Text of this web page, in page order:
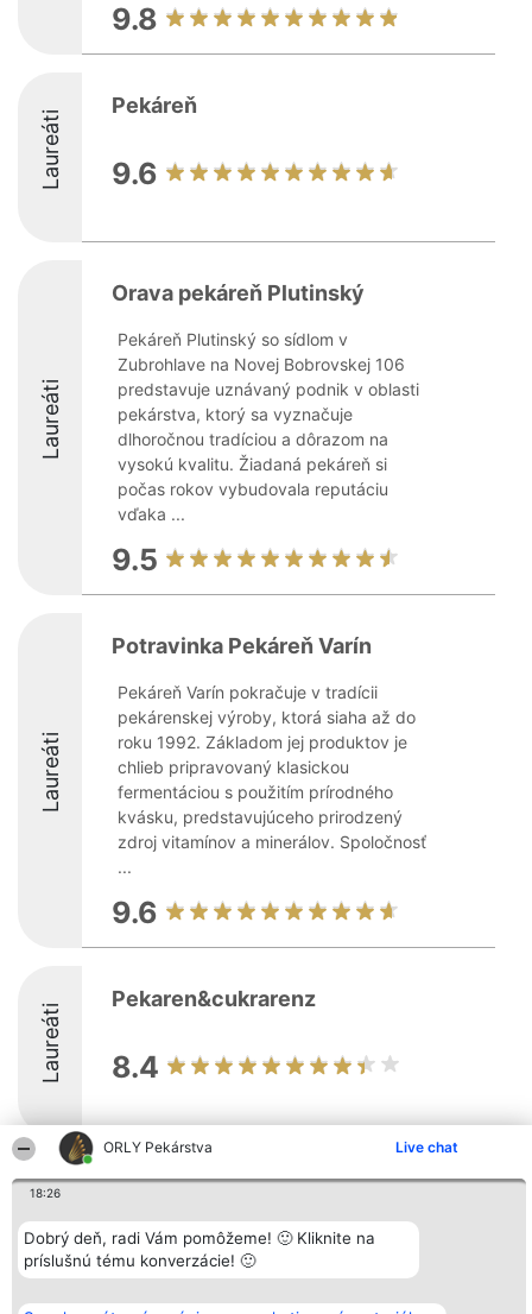
ORLY Pekárstva Live chat
18:26
Dobrý deň, radi Vám pomôžeme! 🙂 Kliknite na
príslušnú tému konverzácie! 🙂
9.8
Laureáti
Pekáreň
9.6
Laureáti
Orava pekáreň Plutinský
Pekáreň Plutinský so sídlom v
Zubrohlave na Novej Bobrovskej 106
predstavuje uznávaný podnik v oblasti
pekárstva, ktorý sa vyznačuje
dlhoročnou tradíciou a dôrazom na
vysokú kvalitu. Žiadaná pekáreň si
počas rokov vybudovala reputáciu
vďaka ...
9.5
Laureáti
Potravinka Pekáreň Varín
Pekáreň Varín pokračuje v tradícii
pekárenskej výroby, ktorá siaha až do
roku 1992. Základom jej produktov je
chlieb pripravovaný klasickou
fermentáciou s použitím prírodného
kvásku, predstavujúceho prirodzený
zdroj vitamínov a minerálov. Spoločnosť
...
9.6
Laureáti
Pekaren&cukrarenz
8.4
Organizátor hodnotenia
Bright Side Solutions sp. z o.
ul. Ruska 22
Wrocław 50-079
KRS 0000749100 | Regon
+48 508 492 400
Hodnotenie
wszystkich
Laureatów
Podmienky
podmienky
Kontakt